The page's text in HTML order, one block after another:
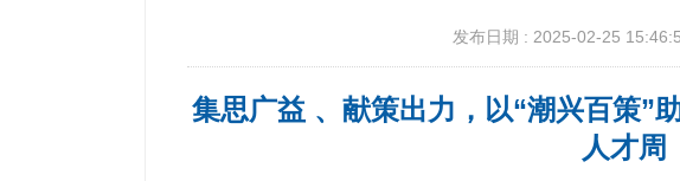
发布日期 : 2025-02-25
集思广益 、献策出力，以“潮兴百策”
人才周